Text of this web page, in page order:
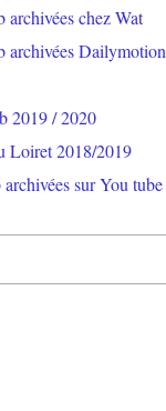
chez Wat
archivées Dailymotion
2019 / 2020
Loiret 2018/2019
sur You tube